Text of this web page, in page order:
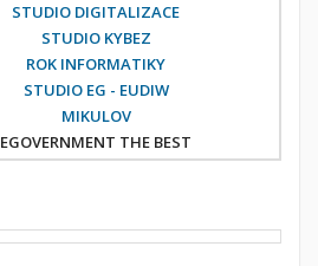
STUDIO DIGITALIZACE
STUDIO KYBEZ
ROK INFORMATIKY
STUDIO EG - EUDIW
MIKULOV
EGOVERNMENT THE BEST